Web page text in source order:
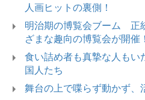
人画ヒットの裏側！
明治期の博覧会ブーム 正
ざまな趣向の博覧会が開催！
食い詰め者も真摯な人も
国人たち
舞台の上で喋らず動かず、